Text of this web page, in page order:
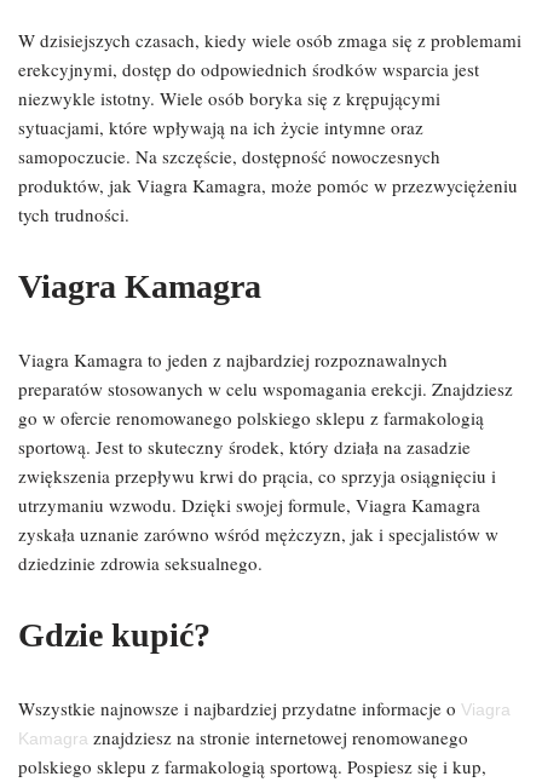
W dzisiejszych czasach, kiedy wiele osób zmaga się z problemami
erekcyjnymi, dostęp do odpowiednich środków wsparcia jest
niezwykle istotny. Wiele osób boryka się z krępującymi
sytuacjami, które wpływają na ich życie intymne oraz
samopoczucie. Na szczęście, dostępność nowoczesnych
produktów, jak Viagra Kamagra, może pomóc w przezwyciężeniu
tych trudności.
Viagra Kamagra
Viagra Kamagra to jeden z najbardziej rozpoznawalnych
preparatów stosowanych w celu wspomagania erekcji. Znajdziesz
go w ofercie renomowanego polskiego sklepu z farmakologią
sportową. Jest to skuteczny środek, który działa na zasadzie
zwiększenia przepływu krwi do prącia, co sprzyja osiągnięciu i
utrzymaniu wzwodu. Dzięki swojej formule, Viagra Kamagra
zyskała uznanie zarówno wśród mężczyzn, jak i specjalistów w
dziedzinie zdrowia seksualnego.
Gdzie kupić?
Wszystkie najnowsze i najbardziej przydatne informacje o Viagra
Kamagra znajdziesz na stronie internetowej renomowanego
polskiego sklepu z farmakologią sportową. Pospiesz się i kup,